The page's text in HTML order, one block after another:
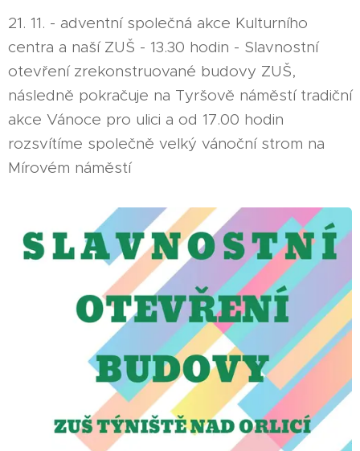
21. 11. - adventní společná akce Kulturního
centra a naší ZUŠ - 13.30 hodin - Slavnostní
otevření zrekonstruované budovy ZUŠ,
následně pokračuje na Tyršově náměstí tradiční
akce Vánoce pro ulici a od 17.00 hodin
rozsvítíme společně velký vánoční strom na
Mírovém náměstí